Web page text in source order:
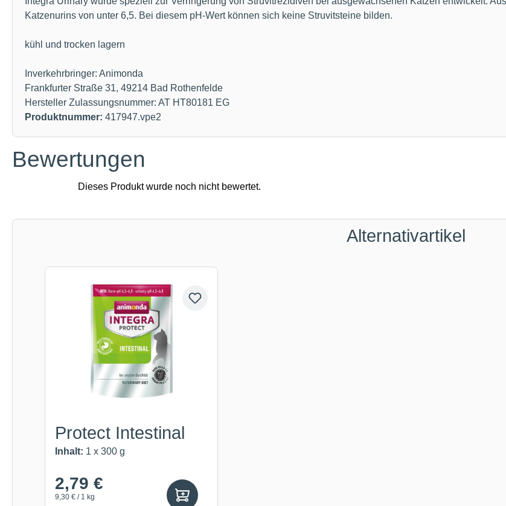
Katzenurins von unter 6,5. Bei diesem pH-Wert können sich keine Struvitsteine bilden.
kühl und trocken lagern
Inverkehrbringer: Animonda
Frankfurter Straße 31, 49214 Bad Rothenfelde
Hersteller Zulassungsnummer: AT HT80181 EG
Produktnummer: 417947.vpe2
Bewertungen
Alternativartikel
Produktgalerie überspringen
Protect Intestinal
Inhalt: 1 x 300 g
2,79 €
9,30 € / 1 kg